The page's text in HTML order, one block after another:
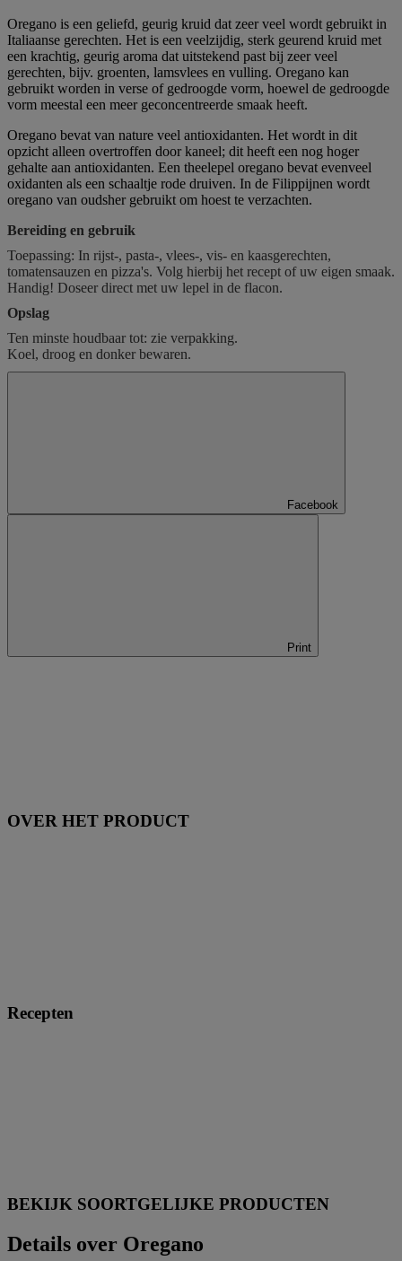
Oregano is een geliefd, geurig kruid dat zeer veel wordt gebruikt in
Italiaanse gerechten. Het is een veelzijdig, sterk geurend kruid met
een krachtig, geurig aroma dat uitstekend past bij zeer veel
gerechten, bijv. groenten, lamsvlees en vulling. Oregano kan
gebruikt worden in verse of gedroogde vorm, hoewel de gedroogde
vorm meestal een meer geconcentreerde smaak heeft.
Oregano bevat van nature veel antioxidanten. Het wordt in dit
opzicht alleen overtroffen door kaneel; dit heeft een nog hoger
gehalte aan antioxidanten. Een theelepel oregano bevat evenveel
oxidanten als een schaaltje rode druiven. In de Filippijnen wordt
oregano van oudsher gebruikt om hoest te verzachten.
Bereiding en gebruik
Toepassing: In rijst-, pasta-, vlees-, vis- en kaasgerechten,
tomatensauzen en pizza's. Volg hierbij het recept of uw eigen smaak.
Handig! Doseer direct met uw lepel in de flacon.
Opslag
Ten minste houdbaar tot: zie verpakking.
Koel, droog en donker bewaren.
Facebook
Print
OVER HET PRODUCT
Recepten
BEKIJK SOORTGELIJKE PRODUCTEN
Details over Oregano